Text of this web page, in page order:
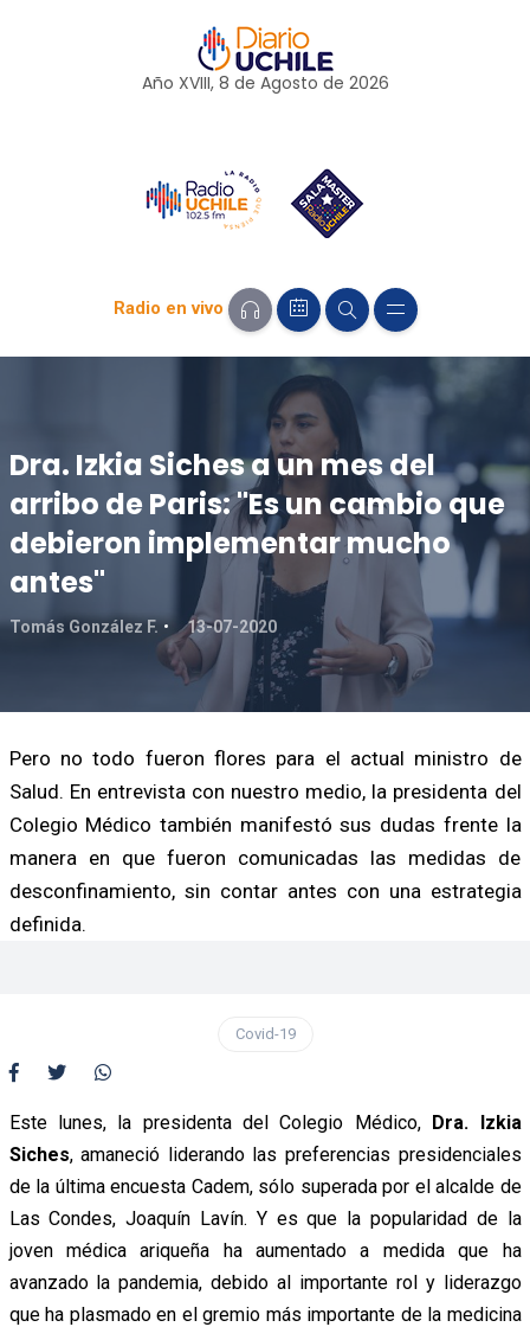
Año XVIII, 8 de Agosto de 2026
Radio en vivo
Dra. Izkia Siches a un mes del
arribo de Paris: "Es un cambio que
debieron implementar mucho
antes"
Tomás González F. 13-07-2020
Pero no todo fueron flores para el actual ministro de
Salud. En entrevista con nuestro medio, la presidenta del
Colegio Médico también manifestó sus dudas frente la
manera en que fueron comunicadas las medidas de
desconfinamiento, sin contar antes con una estrategia
definida.
Covid-19
Este lunes, la presidenta del Colegio Médico, Dra. Izkia
Siches, amaneció liderando las preferencias presidenciales
de la última encuesta Cadem, sólo superada por el alcalde de
Las Condes, Joaquín Lavín. Y es que la popularidad de la
joven médica ariqueña ha aumentado a medida que ha
avanzado la pandemia, debido al importante rol y liderazgo
que ha plasmado en el gremio más importante de la medicina